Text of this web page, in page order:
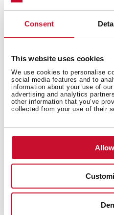
Consent
This website uses cookies
We use cookies to personalise
social media features and to
information about your use of
advertising and analytics
other information that you’ve
collected from your use of their
How to install